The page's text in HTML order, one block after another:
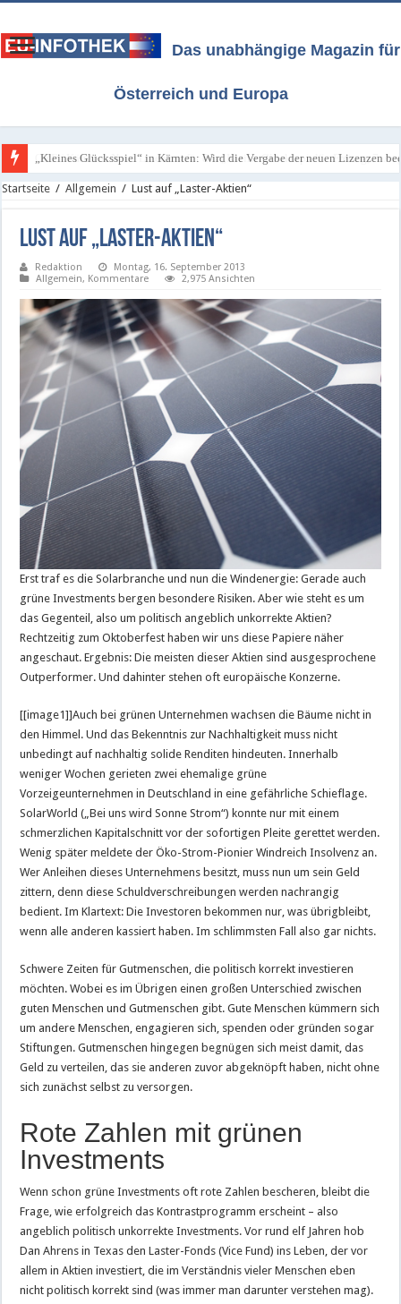
Das unabhängige Magazin für
Österreich und Europa
„Kleines Glücksspiel“ in Kärnten: Wird die Vergabe der neuen Lizenzen
ORF / Kärnten: Neue Lizenzen für das „Kleine Glücksspiel“ - Freitag, 7.
Startseite / Allgemein / Lust auf „Laster-Aktien“
Lust auf „Laster-Aktien“
Redaktion
Montag, 16. September 2013
Allgemein, Kommentare 2,975 Ansichten
Erst traf es die Solarbranche und nun die Windenergie: Gerade auch
grüne Investments bergen besondere Risiken. Aber wie steht es um
das Gegenteil, also um politisch angeblich unkorrekte Aktien?
Rechtzeitig zum Oktoberfest haben wir uns diese Papiere näher
angeschaut. Ergebnis: Die meisten dieser Aktien sind ausgesprochene
Outperformer. Und dahinter stehen oft europäische Konzerne.
[[image1]]Auch bei grünen Unternehmen wachsen die Bäume nicht in
den Himmel. Und das Bekenntnis zur Nachhaltigkeit muss nicht
unbedingt auf nachhaltig solide Renditen hindeuten. Innerhalb
weniger Wochen gerieten zwei ehemalige grüne
Vorzeigeunternehmen in Deutschland in eine gefährliche Schieflage.
SolarWorld („Bei uns wird Sonne Strom“) konnte nur mit einem
schmerzlichen Kapitalschnitt vor der sofortigen Pleite gerettet werden.
Wenig später meldete der Öko-Strom-Pionier Windreich Insolvenz an.
Wer Anleihen dieses Unternehmens besitzt, muss nun um sein Geld
zittern, denn diese Schuldverschreibungen werden nachrangig
bedient. Im Klartext: Die Investoren bekommen nur, was übrigbleibt,
wenn alle anderen kassiert haben. Im schlimmsten Fall also gar nichts.
Schwere Zeiten für Gutmenschen, die politisch korrekt investieren
möchten. Wobei es im Übrigen einen großen Unterschied zwischen
guten Menschen und Gutmenschen gibt. Gute Menschen kümmern sich
um andere Menschen, engagieren sich, spenden oder gründen sogar
Stiftungen. Gutmenschen hingegen begnügen sich meist damit, das
Geld zu verteilen, das sie anderen zuvor abgeknöpft haben, nicht ohne
sich zunächst selbst zu versorgen.
Rote Zahlen mit grünen
Investments
Wenn schon grüne Investments oft rote Zahlen bescheren, bleibt die
Frage, wie erfolgreich das Kontrastprogramm erscheint – also
angeblich politisch unkorrekte Investments. Vor rund elf Jahren hob
Dan Ahrens in Texas den Laster-Fonds (Vice Fund) ins Leben, der vor
allem in Aktien investiert, die im Verständnis vieler Menschen eben
nicht politisch korrekt sind (was immer man darunter verstehen mag).